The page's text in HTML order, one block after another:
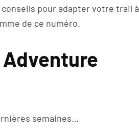
pour adapter votre trail à
de ce numéro.
Adventure
semaines…